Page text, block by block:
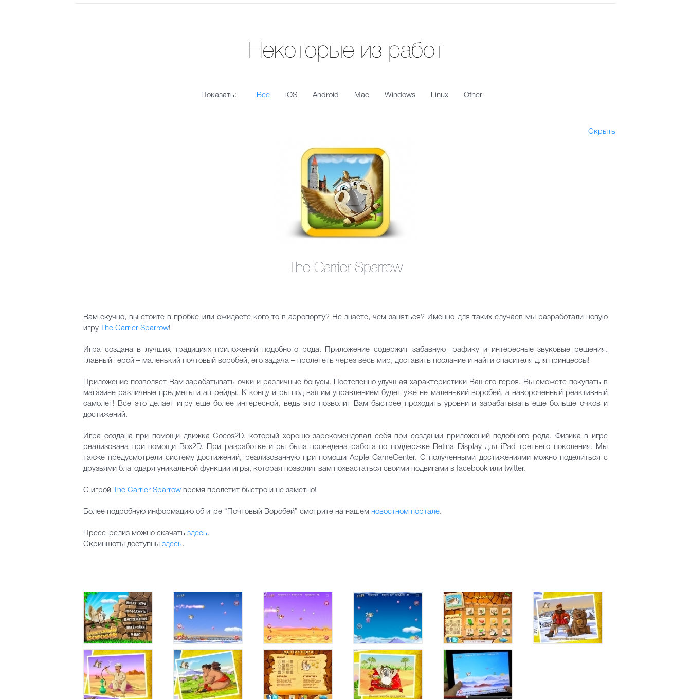
Некоторые из работ
Показать: Все iOS Android Mac Windows Linux Other
Скрыть
The Carrier Sparrow
Вам скучно, вы стоите в пробке или ожидаете кого-то в аэропорту? Не знаете, чем заняться? Именно для таких случаев мы разработали новую
игру
The Carrier Sparrow!
Игра создана в лучших традициях приложений подобного рода. Приложение содержит забавную графику и интересные звуковые решения.
Главный герой – маленький почтовый воробей, его задача – пролететь через весь мир, доставить послание и найти спасителя для принцессы!
Приложение позволяет Вам зарабатывать очки и различные бонусы. Постепенно улучшая характеристики Вашего героя, Вы сможете покупать в
магазине различные предметы и апгрейды. К концу игры под вашим управлением будет уже не маленький воробей, а навороченный реактивный
самолет! Все это делает игру еще более интересной, ведь это позволит Вам быстрее проходить уровни и зарабатывать еще больше очков и
достижений.
Игра создана при помощи движка Cocos2D, который хорошо зарекомендовал себя при создании приложений подобного рода. Физика в игре
реализована при помощи Box2D. При разработке игры была проведена работа по поддержке Retina Display для iPad третьего поколения. Мы
также предусмотрели систему достижений, реализованную при помощи Apple GameCenter. С полученными достижениями можно поделиться с
друзьями благодаря уникальной функции игры, которая позволит вам похвастаться своими подвигами в facebook или twitter.
С игрой The Carrier Sparrow время пролетит быстро и не заметно!
Более подробную информацию об игре “Почтовый Воробей” смотрите на нашем новостном портале.
Пресс-релиз можно скачать здесь.
Скриншоты доступны здесь.